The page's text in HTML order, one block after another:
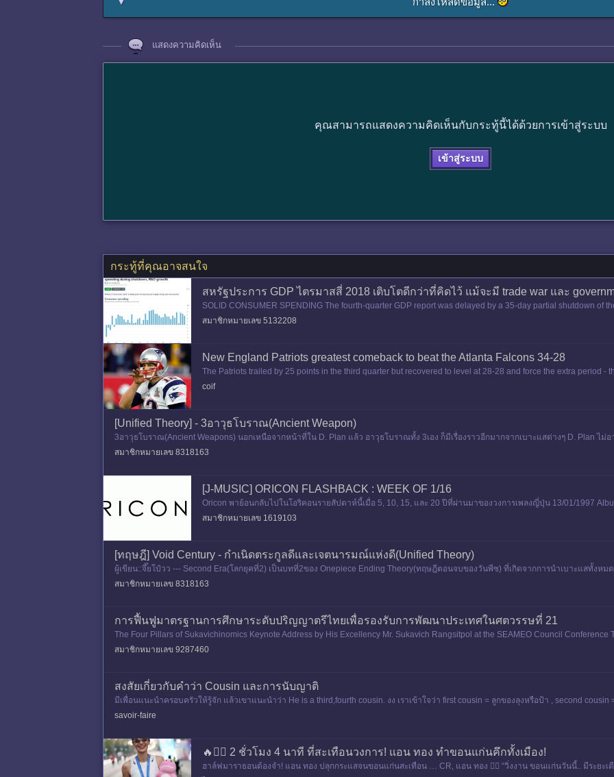
▼
แสดงความคิดเห็น
คุณสามารถแสดงความคิดเห็นกับกระทู้นี้ได้ด้วยการเข้าสู่ระบบ
เข้าสู่ระบบ
กระทู้ที่คุณอาจสนใจ
สหรัฐประการ GDP ไตรมาสสี่ 2018 เติบโตดีกว่าที่คิดไว้ แม้จะมี trade war และ
SOLID CONSUMER SPENDING The fourth-quarter GDP report was delayed by a 35-day partial shutdown of
the collection and processing of economic data. T
สมาชิกหมายเลข 5132208
New England Patriots greatest comeback to beat the Atlanta Falcons 34-28
The Patriots trailed by 25 points in the third quarter but recovered to level at 28-28 and force the extra period -
y led the recovery, finishing
coif
[Unified Theory] - 3อาวุธโบราณ(Ancient Weapon)
3อาวุธโบราณ(Ancient Weapons) นอกเหนือจากหน้าที่ใน D. Plan แล้ว อาวุธโบราณทั้ง 3เอง ก็มีเรื่องราวอีกมากจากเบาะแสต่างๆ D. Plan ไม่
ลดีจึงต้องมี "ผู
สมาชิกหมายเลข 8318163
[J-MUSIC] ORICON FLASHBACK : WEEK OF 1/16
Oricon พาย้อนกลับไปในโอริคอนรายสัปดาห์นี้เมื่อ 5, 10, 15, และ 20 ปีที่ผ่านมาของวงการเพลงญี่ปุ่น 13/01/1997
9,320 / second & third conse
สมาชิกหมายเลข 1619103
[ทฤษฎี] Void Century - กำเนิดตระกูลดีและเจตนารมณ์แห่งดี(Unified Theory)
ผู้เขียน::จึ๊ยโป๋วว --- Second Era(โลกยุคที่2) เป็นบทที่2ของ Onepiece Ending Theory(ทฤษฎีตอนจบของวันพีซ) ที่เกิดจากการนำเบาะแสทั้งห
ออกมาเป็น Gra
สมาชิกหมายเลข 8318163
การฟื้นฟูมาตรฐานการศึกษาระดับปริญญาตรีไทยเพื่อรองรับการพัฒนาประเทศในศตวรรษที่ 21
The Four Pillars of Sukavichinomics Keynote Address by His Excellency Mr. Sukavich Rangsitpol at the SEAMEO Council
s. first is
สมาชิกหมายเลข 9287460
สงสัยเกี่ยวกับคำว่า Cousin และการนับญาติ
มีเพื่อนแนะนำครอบครัวให้รู้จัก แล้วเขาแนะนำว่า He is a third,fourth cousin. งง เราเข้าใจว่า first cousin = ลูกของลุงหรือป้า , second
savoir-faire
🔥🏃‍♀️ 2 ชั่วโมง 4 นาที ที่สะเทือนวงการ! แอน ทอง ทำขอนแก่นคึกทั้งเมือง!
ฮาล์ฟมาราธอนต้องจำ! แอน ทอง ปลุกกระแสจนขอนแก่นสะเทือน … CR, แอน ทอง 👇🏻 “วิ่งงาน ขอนแก่นวันนี้.. มีระยะเ